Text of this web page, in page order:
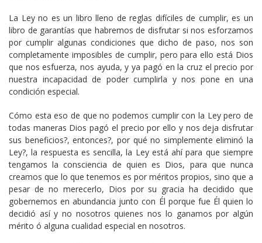
La Ley no es un libro lleno de reglas difíciles de cumplir, es un
libro de garantías que habremos de disfrutar si nos esforzamos
por cumplir algunas condiciones que dicho de paso, nos son
completamente imposibles de cumplir, pero para ello está Dios
que nos esfuerza, nos ayuda, y ya pagó en la cruz el precio por
nuestra incapacidad de poder cumplirla y nos pone en una
condición especial.
Cómo esta eso de que no podemos cumplir con la Ley pero de
todas maneras Dios pagó el precio por ello y nos deja disfrutar
sus beneficios?, entonces?, por qué no simplemente eliminó la
Ley?, la respuesta es sencilla, la Ley está ahí para que siempre
tengamos la consciencia de quien es Dios, para que nunca
creamos que lo que tenemos es por méritos propios, sino que a
pesar de no merecerlo, Dios por su gracia ha decidido que
gobernemos en abundancia junto con Él porque fue Él quien lo
decidió así y no nosotros quienes nos lo ganamos por algún
mérito ó alguna cualidad especial en nosotros.